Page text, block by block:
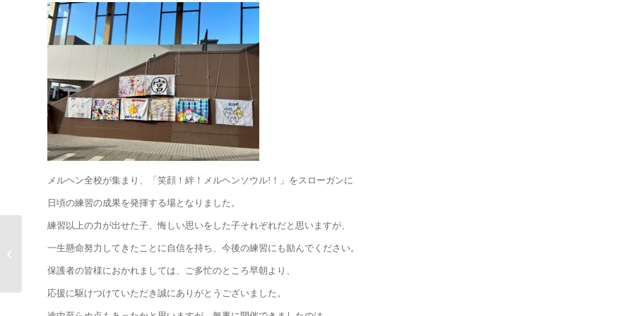
メルヘン全校が集まり、「笑顔！絆！メルヘンソウル!！」をスローガンに
日頃の練習の成果を発揮する場となりました。
練習以上の力が出せた子、悔しい思いをした子それぞれだと思いますが、
一生懸命努力してきたことに自信を持ち、今後の練習にも励んでください。
保護者の皆様におかれましては、ご多忙のところ早朝より、
応援に駆けつけていただき誠にありがとうございました。
スンのお知らせ～鹿児
島校～